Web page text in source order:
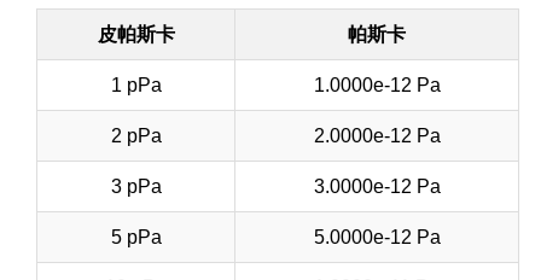
皮帕斯卡 帕斯卡
1 pPa 1.0000e-12 Pa
2 pPa 2.0000e-12 Pa
3 pPa 3.0000e-12 Pa
5 pPa 5.0000e-12 Pa